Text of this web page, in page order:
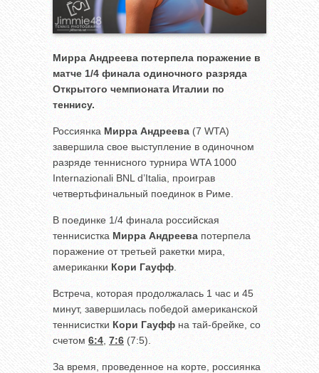
Мирра Андреева потерпела поражение в
матче 1/4 финала одиночного разряда
Открытого чемпионата Италии по
теннису.
Россиянка Мирра Андреева (7 WTA)
завершила свое выступление в одиночном
разряде теннисного турнира WTA 1000
Internazionali BNL d’Italia, проиграв
четвертьфинальный поединок в Риме.
В поединке 1/4 финала российская
теннисистка Мирра Андреева потерпела
поражение от третьей ракетки мира,
американки Кори Гауфф
Встреча, которая продолжалась 1 час и 45
минут, завершилась победой американской
теннисистки Кори Гауфф на тай-брейке, со
счетом 6:4 7:6 (7:5).
За время, проведенное на корте, россиянка